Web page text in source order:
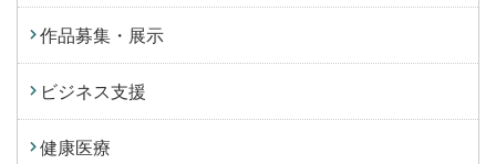
作品募集・展示
ビジネス支援
健康医療